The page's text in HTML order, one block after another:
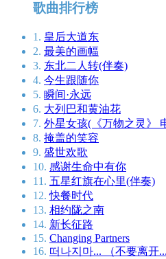
歌曲排行榜
1. 皇后大道东
2. 最美的画幅
3. 东北二人转(伴奏)
4. 今生跟随你
5. 瞬间·永远
6. 大列巴和黄油花
7. 外星女孩(《万物之灵》
8. 掩盖的笑容
9. 盛世欢歌
10. 感谢生命中有你
11. 五星红旗在心里(伴奏)
12. 快餐时代
13. 相约陇之南
14. 新长征路
15. Changing Partners
16. 떠나지마... （不要离开...